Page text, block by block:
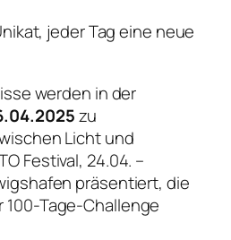
jeder Tag eine neue
werden in der
zu
Licht und
Festival, 24.04. –
präsentiert, die
Tage-Challenge